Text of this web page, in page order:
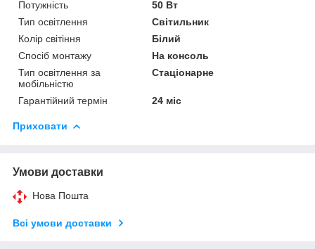
Потужність
50 Вт
Тип освітлення
Світильник
Колір світіння
Білий
Спосіб монтажу
На консоль
Тип освітлення за
мобільністю
Стаціонарне
Гарантійний термін 24 міс
Приховати
Умови доставки
Нова Пошта
Всі умови доставки